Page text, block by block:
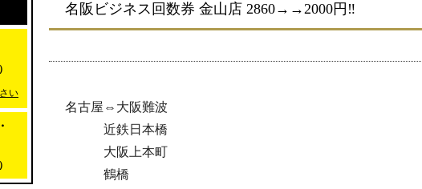
名阪ビジネス回数券 金山店 2860→→2000円‼️
名古屋⇔大阪難波
近鉄日本橋
大阪上本町
鶴橋
い